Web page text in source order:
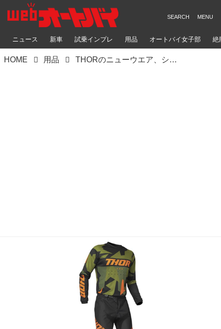
ニュース 新車 試乗インプレ 用品 オートバイ女子部 絶
HOME 用品 THORのニューウエア、シャープなカモグラでシックに